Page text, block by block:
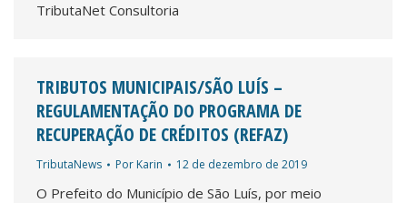
TributaNet Consultoria
TRIBUTOS MUNICIPAIS/SÃO LUÍS –
REGULAMENTAÇÃO DO PROGRAMA DE
RECUPERAÇÃO DE CRÉDITOS (REFAZ)
TributaNews Por Karin 12 de dezembro de 2019
O Prefeito do Município de São Luís, por meio